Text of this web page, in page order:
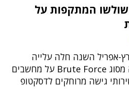
המתקפות על
אפריל השנה חלה עלייה
משמעותית בניסיונות תקיפה מסוג Brute Force על מחשבים
גישה מרוחקים לדסקטופ